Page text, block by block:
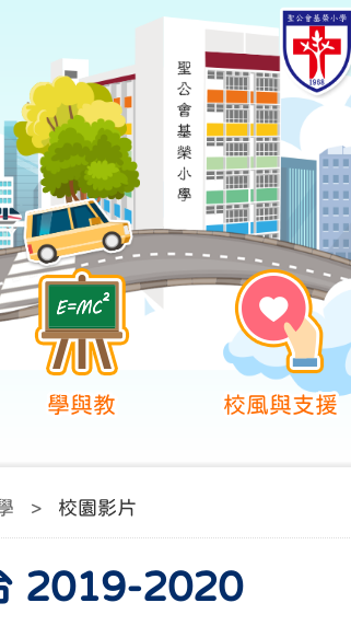
學與教 校風與支援
> 校園影片
2019-2020